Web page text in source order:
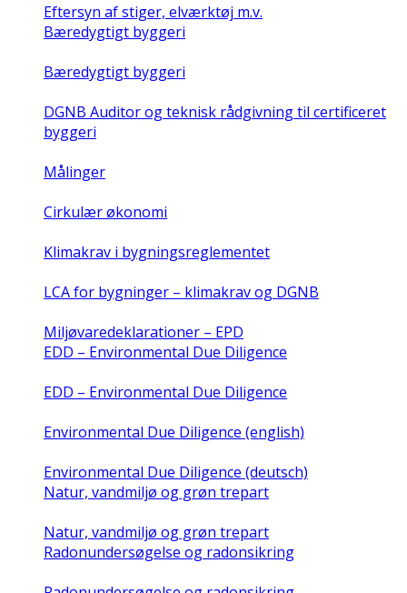
Eftersyn af stiger, elværktøj m.v.
Bæredygtigt byggeri
Bæredygtigt byggeri
DGNB Auditor og teknisk rådgivning til certificeret
byggeri
Målinger
Cirkulær økonomi
Klimakrav i bygningsreglementet
LCA for bygninger – klimakrav og DGNB
Miljøvaredeklarationer – EPD
EDD – Environmental Due Diligence
EDD – Environmental Due Diligence
Environmental Due Diligence (english)
Environmental Due Diligence (deutsch)
Natur, vandmiljø og grøn trepart
Natur, vandmiljø og grøn trepart
Radonundersøgelse og radonsikring